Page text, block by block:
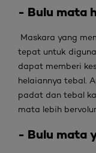
- Bulu mata
Maskara yang
tepat untuk
dapat memberi
helaiannya tebal.
padat dan tebal
mata lebih
- Bulu mata